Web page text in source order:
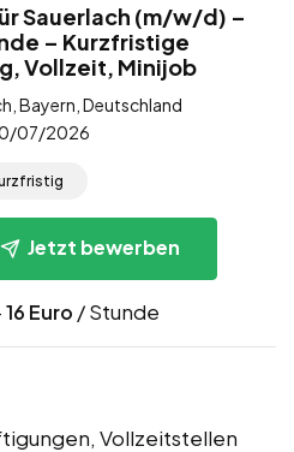
Sauerlach (m/w/d) –
– Kurzfristige
Vollzeit, Minijob
Bayern, Deutschland
07/2026
Jetzt bewerben
16 Euro / Stunde
Vollzeitstellen